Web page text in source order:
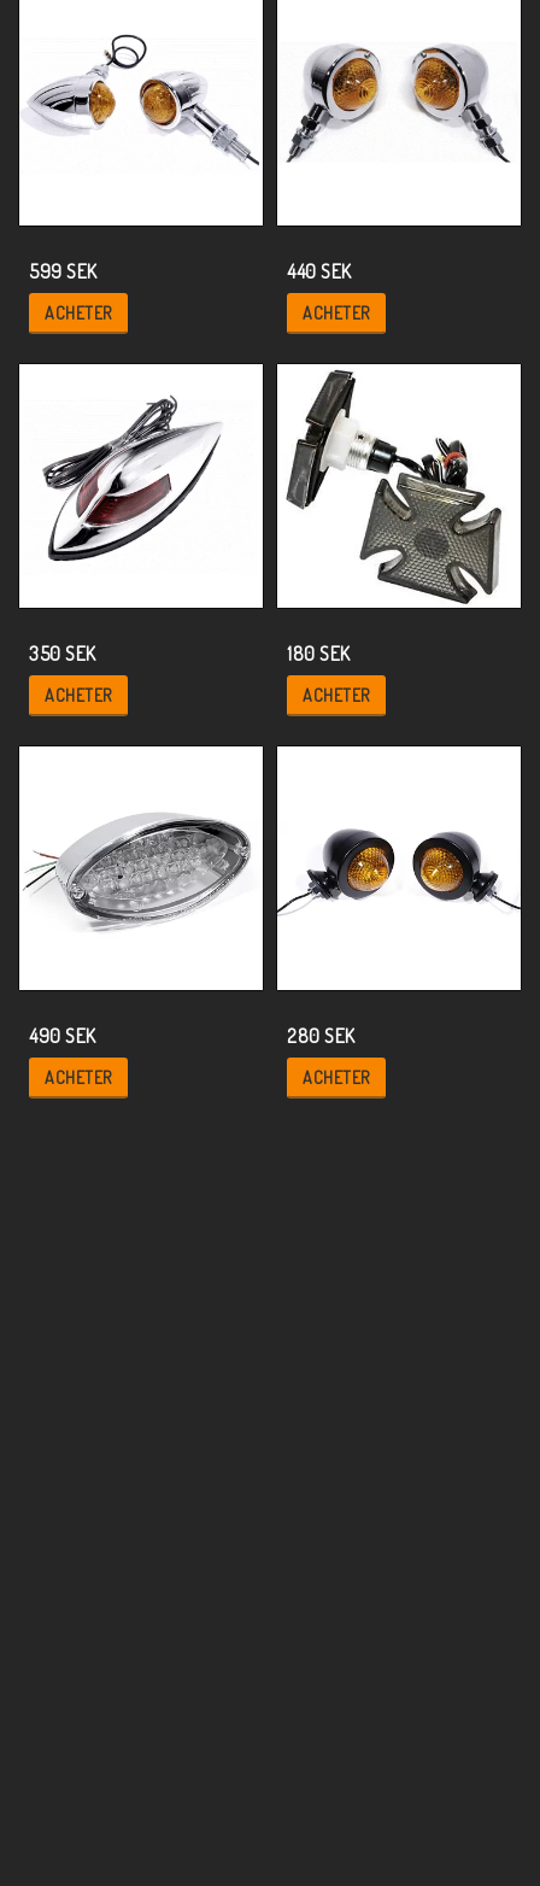
599 SEK
ACHETER
440 SEK
ACHETER
350 SEK
ACHETER
180 SEK
ACHETER
490 SEK
ACHETER
280 SEK
ACHETER